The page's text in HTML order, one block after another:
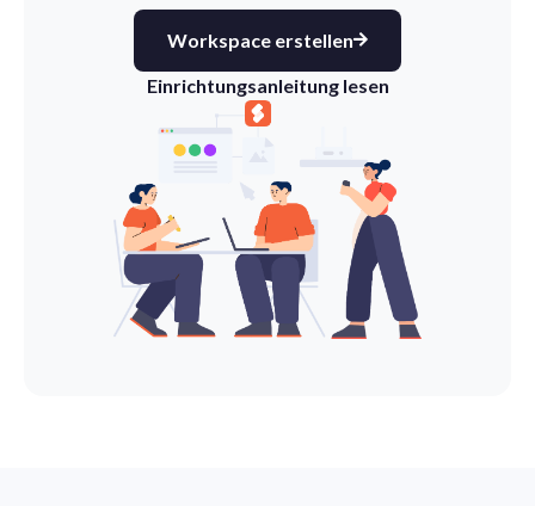
Workspace erstellen
Einrichtungsanleitung lesen